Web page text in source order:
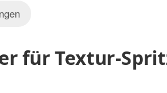
für Textur-